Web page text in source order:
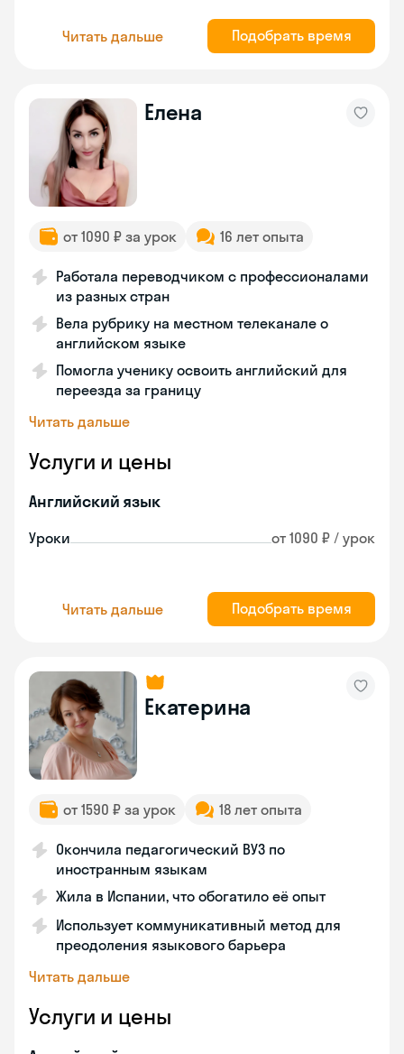
Читать дальше Подобрать время
Елена
от 1090 ₽ за урок 16 лет опыта
Работала переводчиком с профессионалами
из разных стран
Вела рубрику на местном телеканале о
английском языке
Помогла ученику освоить английский для
переезда за границу
Читать дальше
Услуги и цены
Английский язык
Уроки от 1090 ₽ / урок
Читать дальше Подобрать время
Екатерина
от 1590 ₽ за урок 18 лет опыта
Окончила педагогический ВУЗ по
иностранным языкам
Жила в Испании, что обогатило её опыт
Использует коммуникативный метод для
преодоления языкового барьера
Читать дальше
Услуги и цены